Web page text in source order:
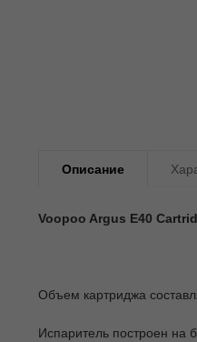
Описание
Voopoo Argus E40
Объем картриджа
Испаритель построен на